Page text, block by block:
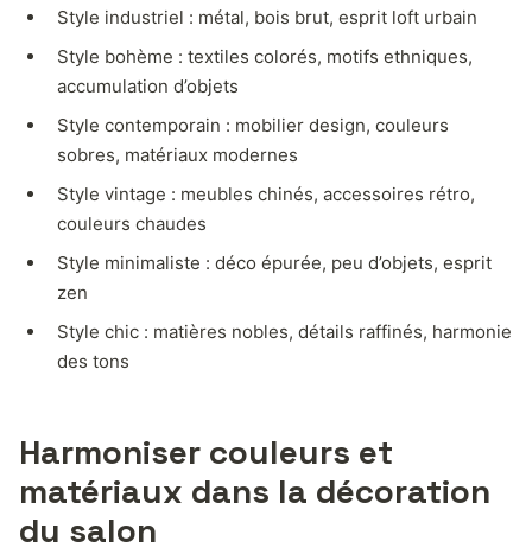
Style industriel : métal, bois brut, esprit loft urbain
Style bohème : textiles colorés, motifs ethniques,
accumulation d’objets
Style contemporain : mobilier design, couleurs
sobres, matériaux modernes
Style vintage : meubles chinés, accessoires rétro,
couleurs chaudes
Style minimaliste : déco épurée, peu d’objets, esprit
zen
Style chic : matières nobles, détails raffinés, harmonie
des tons
Harmoniser couleurs et
matériaux dans la décoration
du salon